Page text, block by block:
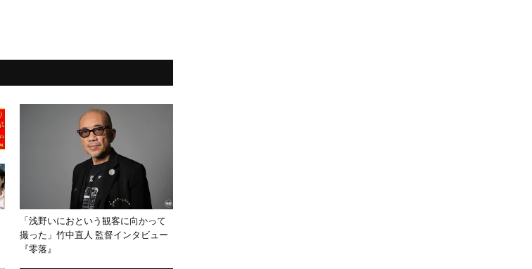
「浅野いにおという観客に向かって
撮った」竹中直人 監督インタビュー
『零落』